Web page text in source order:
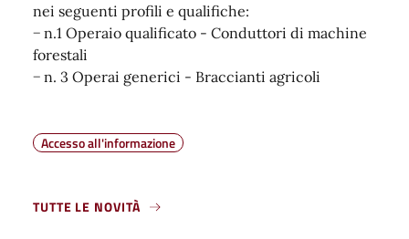
nei seguenti profili e qualifiche:
− n.1 Operaio qualificato - Conduttori di machine
forestali
− n. 3 Operai generici - Braccianti agricoli
Accesso all'informazione
TUTTE LE NOVITÀ